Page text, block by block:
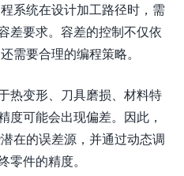
系统在设计加工路径时，需
差要求。容差的控制不仅依
需要合理的编程策略。
热变形、刀具磨损、材料特
度可能会出现偏差。因此，
在的误差源，并通过动态调
零件的精度。